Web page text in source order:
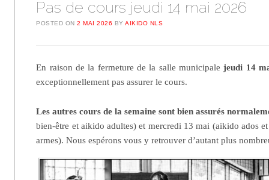
Pas de cours jeudi 14 mai 2026
POSTED ON2 MAI 2026 BYAIKIDO NLS
En raison de la fermeture de la salle municipalejeudi 14
exceptionnellement pas assurer le cours.
Les autres cours de la semaine sont bien assurés
bien-être et aikido adultes) et mercredi 13 mai (aikido ados
armes). Nous espérons vous y retrouver d’autant plus